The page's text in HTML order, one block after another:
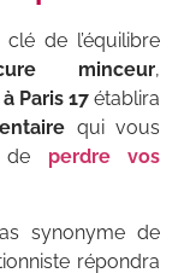
de l’équilibre
minceur,
Paris 17 établira
qui vous
de perdre vos
synonyme de
répondra